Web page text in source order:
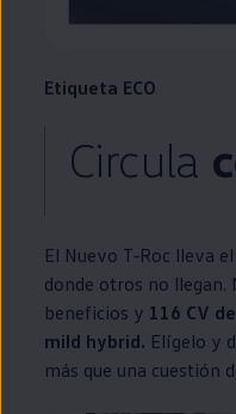
Etiqueta ECO
Circula
El Nuevo T‑Roc lleva
donde otros no llegan.
beneficios y 116 CV
mild hybrid. Elígelo y
más que una cuestión